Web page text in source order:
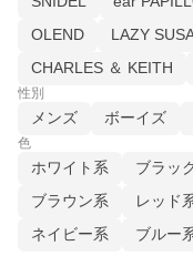
OLEND
LAZY
CHARLES ＆ KEITH
性別
メンズ ボーイズ
色
ホワイト系 ブラッ
ブラウン系
レッド
ネイビー系
ブルー